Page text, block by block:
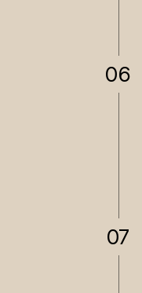
06
07